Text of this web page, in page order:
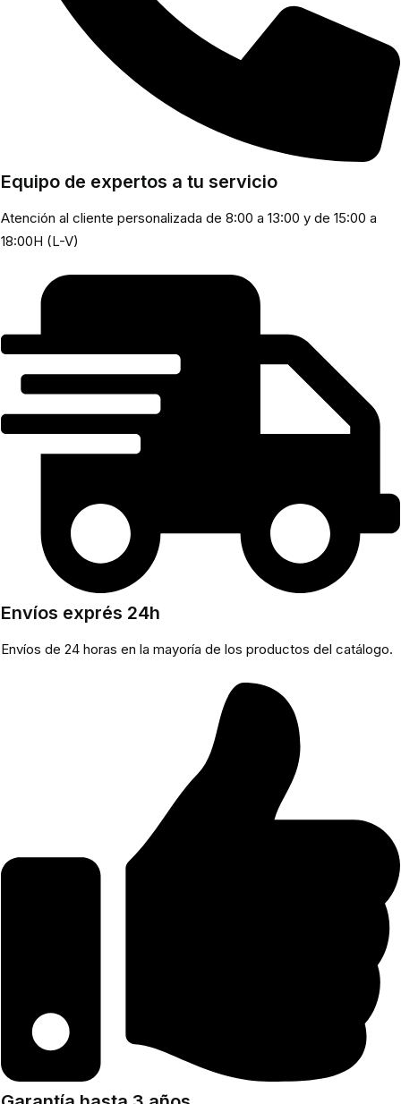
Equipo de expertos a tu servicio
Atención al cliente personalizada de 8:00 a 13:00 y de 15:00 a
18:00H (L-V)
Envíos exprés 24h
Envíos de 24 horas en la mayoría de los productos del catálogo.